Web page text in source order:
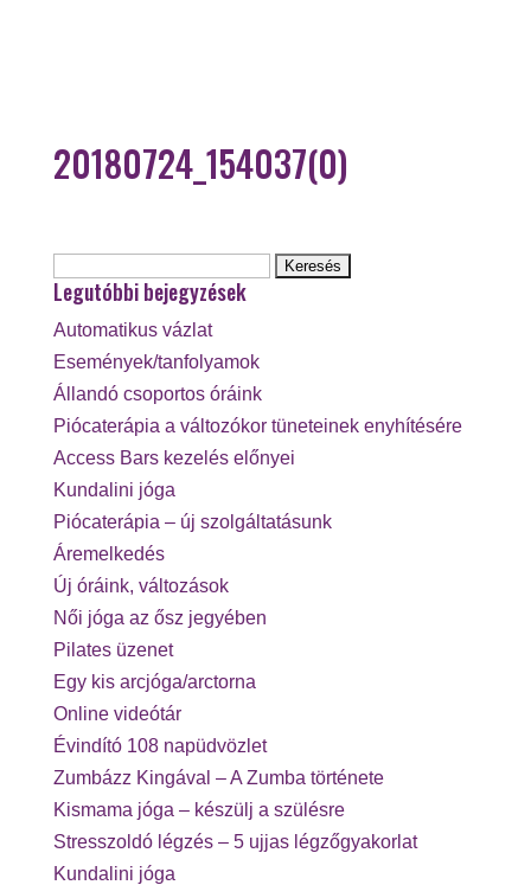
20180724_154037(0)
Legutóbbi bejegyzések
Automatikus vázlat
Események/tanfolyamok
Állandó csoportos óráink
Piócaterápia a változókor tüneteinek enyhítésére
Access Bars kezelés előnyei
Kundalini jóga
Piócaterápia – új szolgáltatásunk
Áremelkedés
Új óráink, változások
Női jóga az ősz jegyében
Pilates üzenet
Egy kis arcjóga/arctorna
Online videótár
Évindító 108 napüdvözlet
Zumbázz Kingával – A Zumba története
Kismama jóga – készülj a szülésre
Stresszoldó légzés – 5 ujjas légzőgyakorlat
Kundalini jóga